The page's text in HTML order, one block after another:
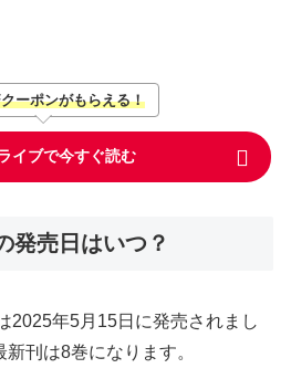
ーポンがもらえる！
イブで今すぐ読む
発売日はいつ？
2025年5月15日に発売されまし
刊は8巻になります。